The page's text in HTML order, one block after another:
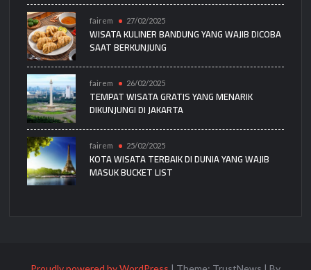
fairem 27/02/2025
WISATA KULINER BANDUNG YANG WAJIB DICOBA
SAAT BERKUNJUNG
fairem 26/02/2025
TEMPAT WISATA GRATIS YANG MENARIK
DIKUNJUNGI DI JAKARTA
fairem 25/02/2025
KOTA WISATA TERBAIK DI DUNIA YANG WAJIB
MASUK BUCKET LIST